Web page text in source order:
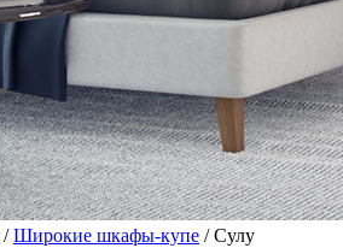
/Широкие шкафы-купе / Сулу